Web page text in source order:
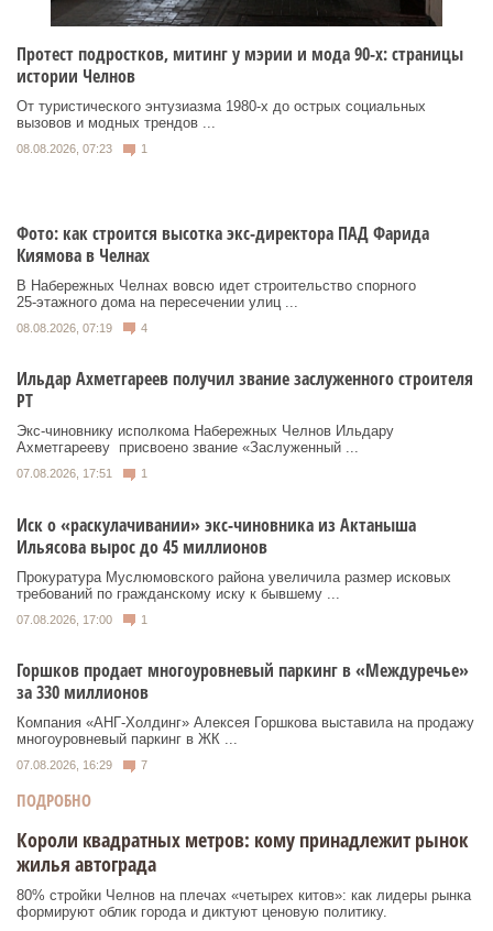
Протест подростков, митинг у мэрии и мода 90-х: страницы
истории Челнов
От туристического энтузиазма 1980‑х до острых социальных
вызовов и модных трендов ...
08.08.2026, 07:23 1
Фото: как строится высотка экс-директора ПАД Фарида
Киямова в Челнах
В Набережных Челнах вовсю идет строительство спорного
25‑этажного дома на пересечении улиц ...
08.08.2026, 07:19 4
Ильдар Ахметгареев получил звание заслуженного строителя
РТ
Экс‑чиновнику исполкома Набережных Челнов Ильдару
Ахметгарееву присвоено звание «Заслуженный ...
07.08.2026, 17:51 1
Иск о «раскулачивании» экс-чиновника из Актаныша
Ильясова вырос до 45 миллионов
Прокуратура Муслюмовского района увеличила размер исковых
требований по гражданскому иску к бывшему ...
07.08.2026, 17:00 1
Горшков продает многоуровневый паркинг в «Междуречье»
за 330 миллионов
Компания «АНГ-Холдинг» Алексея Горшкова выставила на продажу
многоуровневый паркинг в ЖК ...
07.08.2026, 16:29 7
ПОДРОБНО
Короли квадратных метров: кому принадлежит рынок
жилья автограда
80% стройки Челнов на плечах «четырех китов»: как лидеры рынка
формируют облик города и диктуют ценовую политику.